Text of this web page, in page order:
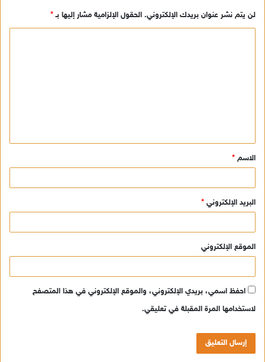
لن يتم نشر عنوان بريدك الإلكتروني. الحقول الإلزامية مشار إليها بـ*
ق
*
الاسم *
البريد الإلكتروني *
الموقع الإلكتروني
احفظ اسمي، بريدي الإلكتروني، والموقع الإلكتروني في هذا المتصفح
لاستخدامها المرة المقبلة في تعليقي.